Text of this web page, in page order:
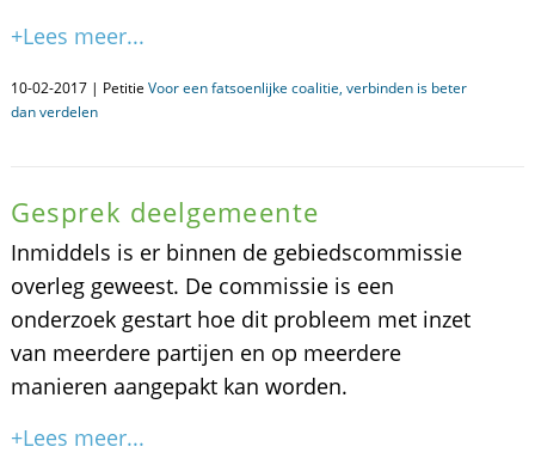
+Lees meer...
10-02-2017 | Petitie Voor een fatsoenlijke coalitie, verbinden is beter
dan verdelen
Gesprek deelgemeente
Inmiddels is er binnen de gebiedscommissie
overleg geweest. De commissie is een
onderzoek gestart hoe dit probleem met inzet
van meerdere partijen en op meerdere
manieren aangepakt kan worden.
+Lees meer...